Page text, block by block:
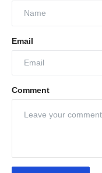
Email
Comment